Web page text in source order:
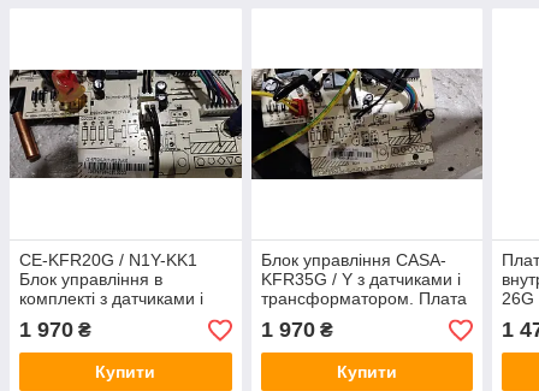
CE-KFR20G / N1Y-KK1
Блок управління в
комплекті з датчиками і
трансформатором
1 970 ₴
Купити
Блок управління CASA-
KFR35G / Y з датчиками і
трансформатором. Плата
CE-KFR20G / N1Y KK1
1 970₴
Купити
26G
1